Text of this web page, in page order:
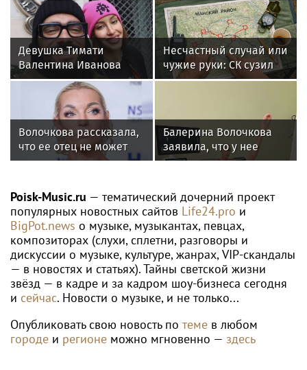
Девушка Тимати
Валентина Иванова
снялась с годовалой
дочерью в парной
фотосессии
Несчастный случай или
чужие руки: СК сузил
загадку Усольцевых до
Волочкова рассказала,
что ее отец не может
восстановиться после
Балерина Волочкова
заявила, что у нее
появилась гематома
Poisk-Music.ru — тематический дочерний проект
популярных новостных сайтов Life24.pro и
BigPot.news о музыке, музыкантах, певцах,
композиторах (слухи, сплетни, разговоры и
дискуссии о музыке, культуре, жанрах, VIP-скандалы
— в новостях и статьях). Тайны светской жизни
звёзд — в кадре и за кадром шоу-бизнеса сегодня
и сейчас. Новости о музыке, и не только...
Опубликовать свою новость по теме в любом
городе и регионе можно мгновенно — здесь